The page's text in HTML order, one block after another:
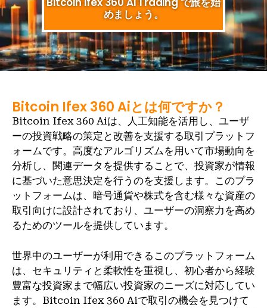
めましょう。
Bitcoin Ifex 360 Aiとは何ですか？
Bitcoin Ifex 360 Aiは、人工知能を活用し、ユーザ
ーの投資戦略の策定と改善を支援する取引プラットフ
ォームです。高度なアルゴリズムを用いて市場動向を
分析し、関連データを提供することで、投資家が情報
に基づいた意思決定を行うのを支援します。このプラ
ットフォームは、暗号通貨や株式を含む様々な資産の
取引向けに設計されており、ユーザーの洞察力を高め
るためのツールを提供しています。
世界中のユーザーが利用できるこのプラットフォーム
は、セキュリティと柔軟性を重視し、初心者から経験
豊富な投資家まで幅広い投資家のニーズに対応してい
ます。Bitcoin Ifex 360 Aiで取引の機会を見つけて